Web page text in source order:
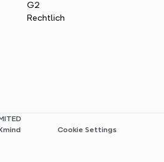
G2
Rechtlich
Cookie Settings